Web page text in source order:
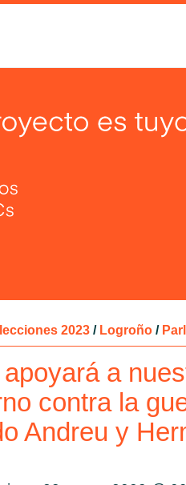
2023 / Logroño /
apoyará a
contra la
Andreu y